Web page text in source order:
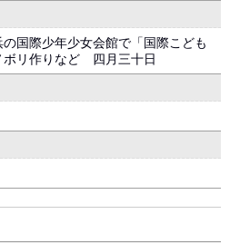
国際少年少女会館で「国際こども
リ作りなど 四月三十日